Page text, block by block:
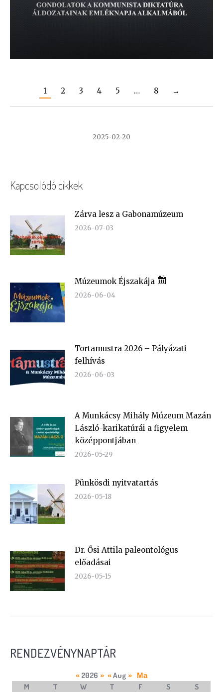
1 2 3 4 5 … 8 →
2025-02-20
Kapcsolódó cikkek
Zárva lesz a Gabonamúzeum
2026-07-03
Múzeumok Éjszakája
2026-06-04
Tortamustra 2026 – Pályázati
felhívás
2026-06-03
A Munkácsy Mihály Múzeum Mazán
László-karikatúrái a figyelem
középpontjában
2026-05-29
Pünkösdi nyitvatartás
2026-05-18
Dr. Ősi Attila paleontológus
előadásai
2026-05-15
RENDEZVÉNYNAPTÁR
« 2026 » « Aug » Ma
M T W T F S S